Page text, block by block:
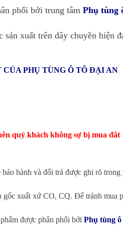
phối bởi trung tâm Phụ tùng
sản xuất trên dây chuyền hiện
PHỤ TÙNG Ô TÔ ĐẠI AN
quý khách không sợ bị mua đắt
hành và đổi trả được ghi rõ
xuất xứ CO, CQ. Để tránh mua
được phân phối bởi Phụ tùng